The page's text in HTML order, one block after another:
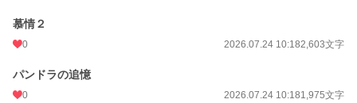
慕情２
0 2026.07.24 10:182,603文字
パンドラの追憶
0 2026.07.24 10:181,975文字